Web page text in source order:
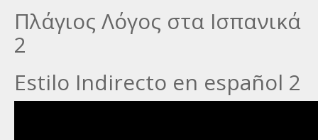
Πλάγιος Λόγος στα Ισπανικά
2
Estilo Indirecto en español 2